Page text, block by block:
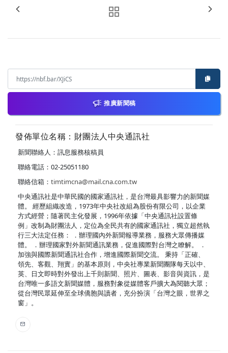
推廣新聞稿
發佈單位名稱：財團法人中央通訊社
新聞聯絡人：訊息服務核稿員
聯絡電話：02-25051180
聯絡信箱： timtimcna@mail.cna.com.tw
中央通訊社是中華民國的國家通訊社，是台灣最具影響力的新聞媒
體。 經歷組織改造，1973年中央社改組為股份有限公司，以企業
方式經營；隨著民主化發展，1996年依據「中央通訊社設置條
例」改制為財團法人，定位為全民共有的國家通訊社，獨立超然執
行三大法定任務： ．辦理國內外新聞報導業務，服務大眾傳播媒
體。 ．辦理國家對外新聞通訊業務，促進國際對台灣之瞭解。 ．
加強與國際新聞通訊社合作，增進國際新聞交流。 秉持「正確、
領先、客觀、翔實」的基本原則，中央社專業新聞團隊每天以中、
英、日文即時對外發出上千則新聞、照片、圖表、影音與資訊，是
台灣唯一多語文新聞媒體，服務對象從媒體客戶擴大為閱聽大眾；
從台灣民眾延伸至全球僑胞與讀者，充分扮演「台灣之眼，世界之
窗」。